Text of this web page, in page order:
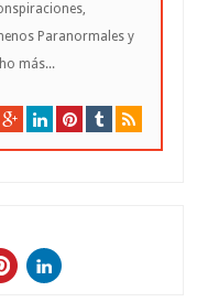
Paranormales y
más...